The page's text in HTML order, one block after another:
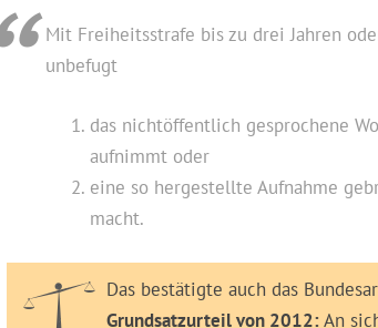
verletzt wird:
unbefugt
das nichtöffentlich gesprochene
aufnimmt oder
eine so hergestellte Aufnahme
macht.